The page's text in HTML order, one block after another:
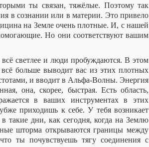
ты связан, тяжёлые. Поэтому так
в сознании или в материи. Это привело
на Земле очень плотные. И, с нашей
Но они соответствуют вашим
светлее и люди пробуждаются. В этом
больше выводит вас из этих плотных
и вводит в Альфа-Волны. Энергия
она, скорее, быстрая. Есть область,
в ваших инструментах в этих
приходишь к себе. У тебя возникает
такие дни, как сегодня, когда на Землю
шторма открываются границы между
ты почувствуешь тягу соединения с